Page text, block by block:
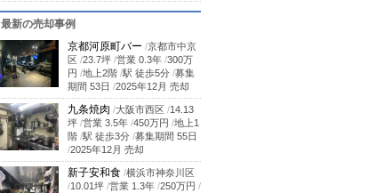
最新の売却事例
京都河原町バー /京都市中京
区 /23.7坪 /営業 0.3年 /300万
円 /地上2階 /駅 徒歩5分 /募集
期間 53日 /2025年12月 売却
九条焼肉 /大阪市西区 /14.13
坪 /営業 3.5年 /450万円 /地上1
階 /駅 徒歩3分 /募集期間 55日
/2025年12月 売却
新子安和食 /横浜市神奈川区
/10.01坪 /営業 1.3年 /250万円 /